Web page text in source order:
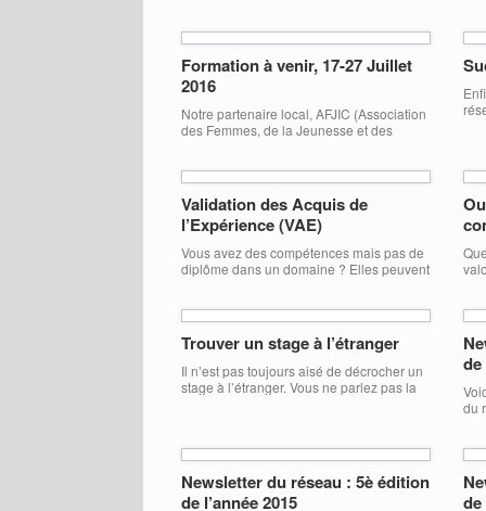
Formation à venir, 17-27 Juillet
2016
Notre partenaire local, AFJIC (Association
des Femmes, de la Jeunesse et des
listening!” du 17 au 27 Juillet 2016 à
Strasbourg. Durant cette formation, les
jeunes et animateurs de jeunesse auront
la possibilité d’acquérir des compétences
permettront de créer […]
Validation des Acquis de
l’Expérience (VAE)
Vous avez des compétences mais pas de
diplôme dans un domaine ? Elles peuvent
Découvrez comment ça marche ! Voici
notre présentation : VAE
Trouver un stage à l’étranger
Il n’est pas toujours aisé de décrocher un
stage à l’étranger. Vous ne parlez pas la
: voici le guide dont vous avez besoin
stage à l’étranger
de
du
Newsletter du réseau : 5è édition
de l’année 2015
de